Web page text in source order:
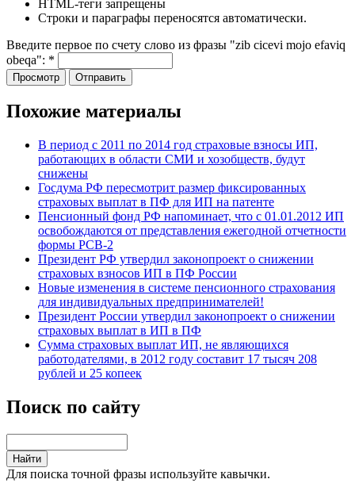
HTML-теги запрещены
Строки и параграфы переносятся автоматически.
Введите первое по счету слово из фразы "zib cicevi mojo efaviq
obeqa": *
Похожие материалы
В период с 2011 по 2014 год страховые взносы ИП,
работающих в области СМИ и хозобществ, будут
снижены
Госдума РФ пересмотрит размер фиксированных
страховых выплат в ПФ для ИП на патенте
Пенсионный фонд РФ напоминает, что с 01.01.2012 ИП
освобождаются от представления ежегодной отчетности
формы РСВ-2
Президент РФ утвердил законопроект о снижении
страховых взносов ИП в ПФ России
Новые изменения в системе пенсионного страхования
для индивидуальных предпринимателей!
Президент России утвердил законопроект о снижении
страховых выплат в ИП в ПФ
Сумма страховых выплат ИП, не являющихся
работодателями, в 2012 году составит 17 тысяч 208
рублей и 25 копеек
Поиск по сайту
Для поиска точной фразы используйте кавычки.